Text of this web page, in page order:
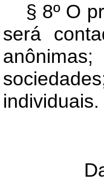
§ 8º O
será
individuais.